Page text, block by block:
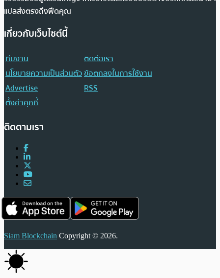
แปลส่งตรงถึงฟีดคุณ
เกี่ยวกับเว็บไซต์นี้
ทีมงาน
ติดต่อเรา
นโยบายความเป็นส่วนตัวข้อตกลงในการใช้งาน
Advertise
RSS
ตั้งค่าคุกกี้
ติดตามเรา
Siam Blockchain Copyright © 2026.